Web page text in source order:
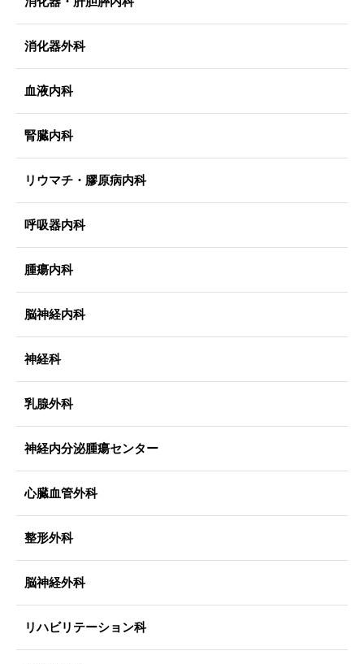
消化器外科
血液内科
腎臓内科
リウマチ・膠原病内科
呼吸器内科
腫瘍内科
脳神経内科
神経科
乳腺外科
神経内分泌腫瘍センター
心臓血管外科
整形外科
脳神経外科
リハビリテーション科